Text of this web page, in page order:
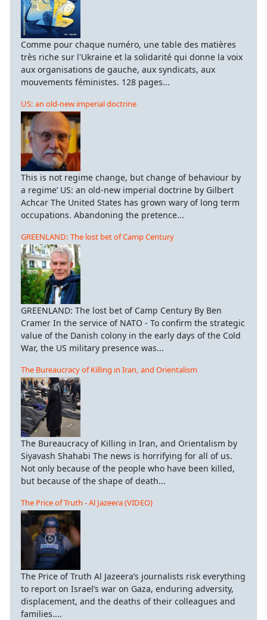
Comme pour chaque numéro, une table des matières
très riche sur l'Ukraine et la solidarité qui donne la voix
aux organisations de gauche, aux syndicats, aux
mouvements féministes. 128 pages...
US: an old-new imperial doctrine
This is not regime change, but change of behaviour by
a regime’ US: an old-new imperial doctrine by Gilbert
Achcar The United States has grown wary of long term
occupations. Abandoning the pretence...
GREENLAND: The lost bet of Camp Century
GREENLAND: The lost bet of Camp Century By Ben
Cramer In the service of NATO - To confirm the strategic
value of the Danish colony in the early days of the Cold
War, the US military presence was...
The Bureaucracy of Killing in Iran, and Orientalism
The Bureaucracy of Killing in Iran, and Orientalism by
Siyavash Shahabi The news is horrifying for all of us.
Not only because of the people who have been killed,
but because of the shape of death...
The Price of Truth - Al Jazeera (VIDEO)
The Price of Truth Al Jazeera’s journalists risk everything
to report on Israel’s war on Gaza, enduring adversity,
displacement, and the deaths of their colleagues and
families....